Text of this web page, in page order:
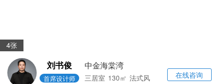
4张
刘书俊
首席设计师
中金海棠湾
三居室 130㎡ 法式风 在线咨询